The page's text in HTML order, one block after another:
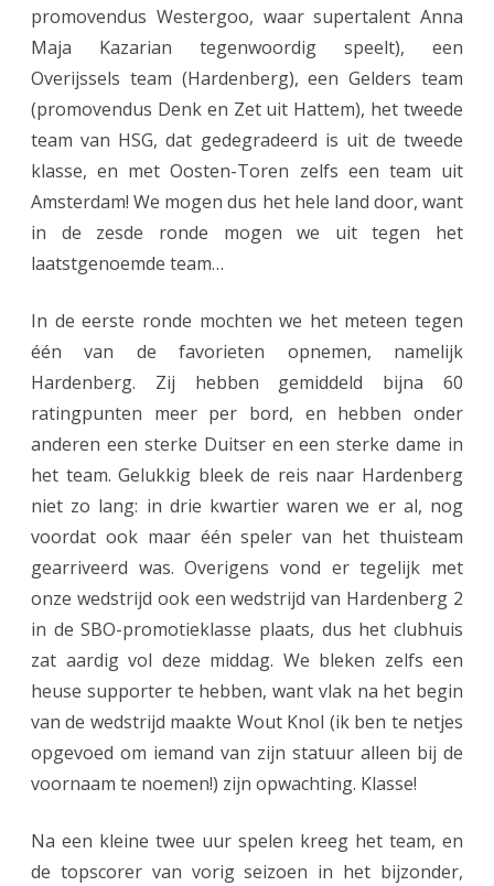
i
z
e
m
t
n
e
e
r
l
a
a
g
e
promovendus Westergoo, waar supertalent Anna
Maja Kazarian tegenwoordig speelt), een
Overijssels team (Hardenberg), een Gelders team
(promovendus Denk en Zet uit Hattem), het tweede
team van HSG, dat gedegradeerd is uit de tweede
klasse, en met Oosten-Toren zelfs een team uit
Amsterdam! We mogen dus het hele land door, want
in de zesde ronde mogen we uit tegen het
laatstgenoemde team…
In de eerste ronde mochten we het meteen tegen
één van de favorieten opnemen, namelijk
Hardenberg. Zij hebben gemiddeld bijna 60
ratingpunten meer per bord, en hebben onder
anderen een sterke Duitser en een sterke dame in
het team. Gelukkig bleek de reis naar Hardenberg
niet zo lang: in drie kwartier waren we er al, nog
voordat ook maar één speler van het thuisteam
gearriveerd was. Overigens vond er tegelijk met
onze wedstrijd ook een wedstrijd van Hardenberg 2
in de SBO-promotieklasse plaats, dus het clubhuis
zat aardig vol deze middag. We bleken zelfs een
heuse supporter te hebben, want vlak na het begin
van de wedstrijd maakte Wout Knol (ik ben te netjes
opgevoed om iemand van zijn statuur alleen bij de
voornaam te noemen!) zijn opwachting. Klasse!
Na een kleine twee uur spelen kreeg het team, en
de topscorer van vorig seizoen in het bijzonder,